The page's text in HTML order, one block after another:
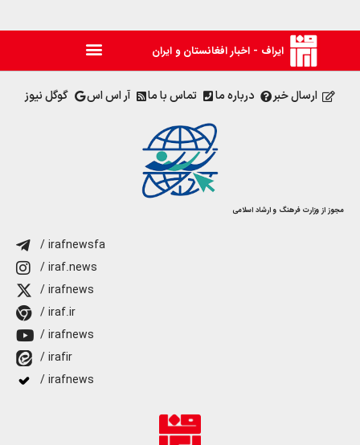
ایراف - اخبار افغانستان و ایران
ارسال خبر درباره ما تماس با ما آر اس اس گوگل نیوز
مجوز از وزارت فرهنگ و ارشاد اسلامی
/ irafnewsfa
/ iraf.news
/ irafnews
/ iraf.ir
/ irafnews
/ irafir
/ irafnews